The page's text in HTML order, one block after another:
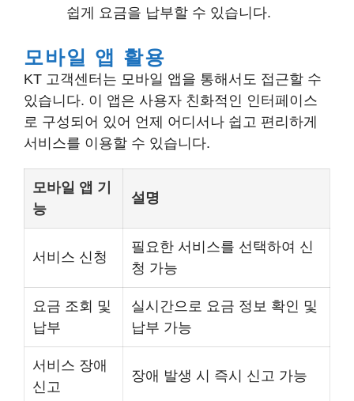
쉽게 요금을 납부할 수 있습니다.
모바일 앱 활용
KT 고객센터는 모바일 앱을 통해서도 접근할 수
있습니다. 이 앱은 사용자 친화적인 인터페이스
로 구성되어 있어 언제 어디서나 쉽고 편리하게
서비스를 이용할 수 있습니다.
모바일 앱 기
능
설명
서비스 신청
필요한 서비스를 선택하여 신
청 가능
요금 조회 및
납부
실시간으로 요금 정보 확인 및
납부 가능
서비스 장애
신고
장애 발생 시 즉시 신고 가능